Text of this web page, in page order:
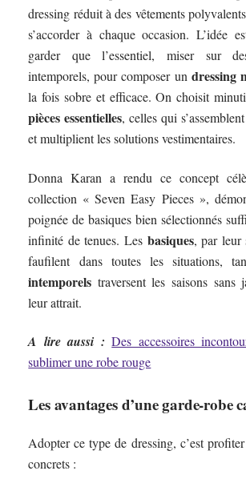
dressing réduit à des vêtements
s’accorder à chaque occasion. L’idée
garder que l’essentiel, miser sur
intemporels, pour composer un dressing
la fois sobre et efficace. On choisit
pièces essentielles, celles qui
et multiplient les solutions vestimentaires.
Donna Karan a rendu ce concept
collection « Seven Easy Pieces »,
poignée de basiques bien sélectionnés
infinité de tenues. Les basiques, par leur
faufilent dans toutes les situations,
intemporels traversent les saisons sans
leur attrait.
A lire aussi : Des accessoires
sublimer une robe rouge
Les avantages d’une garde-robe
Adopter ce type de dressing, c’est
concrets :